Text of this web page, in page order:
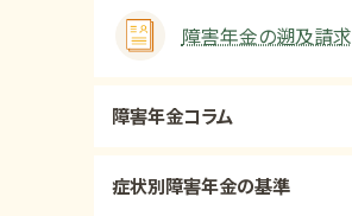
障害年金の遡及請求
障害年金コラム
症状別障害年金の基準